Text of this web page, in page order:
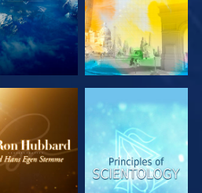
UTFORSK
SERIEN
UTFORSK
SERIEN